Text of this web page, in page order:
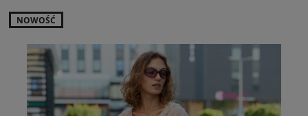
NOWOŚĆ